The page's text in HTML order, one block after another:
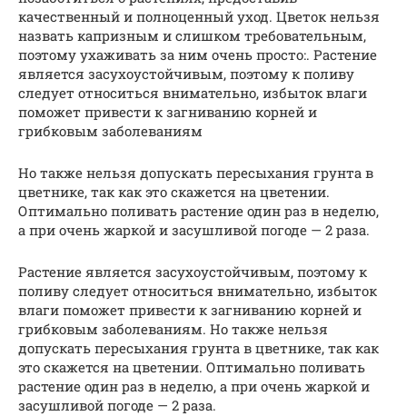
качественный и полноценный уход. Цветок нельзя
назвать капризным и слишком требовательным,
поэтому ухаживать за ним очень просто:. Растение
является засухоустойчивым, поэтому к поливу
следует относиться внимательно, избыток влаги
поможет привести к загниванию корней и
грибковым заболеваниям
Но также нельзя допускать пересыхания грунта в
цветнике, так как это скажется на цветении.
Оптимально поливать растение один раз в неделю,
а при очень жаркой и засушливой погоде — 2 раза.
Растение является засухоустойчивым, поэтому к
поливу следует относиться внимательно, избыток
влаги поможет привести к загниванию корней и
грибковым заболеваниям. Но также нельзя
допускать пересыхания грунта в цветнике, так как
это скажется на цветении. Оптимально поливать
растение один раз в неделю, а при очень жаркой и
засушливой погоде — 2 раза.